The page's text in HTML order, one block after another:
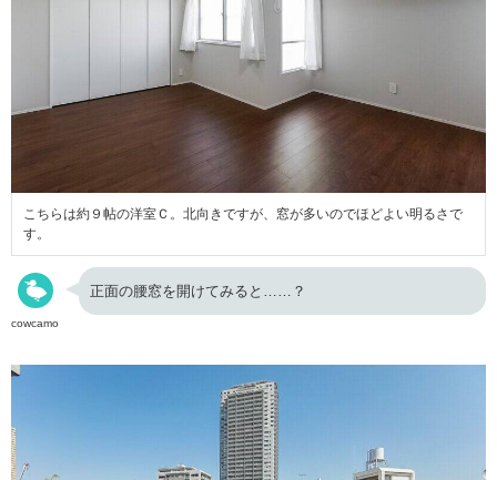
こちらは約９帖の洋室Ｃ。北向きですが、窓が多いのでほどよい明るさで
す。
cowcamo
正面の腰窓を開けてみると……？